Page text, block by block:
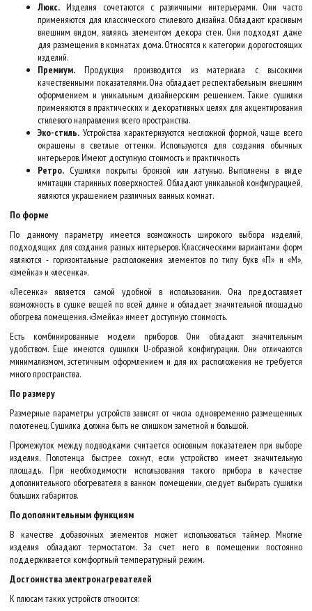
Люкс. Изделия сочетаются с различными интерьерами. Они часто
применяются для классического стилевого дизайна. Обладают красивым
внешним видом, являясь элементом декора стен. Они подходят даже
для размещения в комнатах дома. Относятся к категории дорогостоящих
изделий.
Премиум. Продукция производится из материала с высокими
качественными показателями. Она обладает респектабельным внешним
оформлением и уникальным дизайнерским решением. Такие сушилки
применяются в практических и декоративных целях для акцентирования
стилевого направления всего пространства.
Эко-стиль. Устройства характеризуются несложной формой, чаще всего
окрашены в светлые оттенки. Используются для создания обычных
интерьеров. Имеют доступную стоимость и практичность
Ретро. Сушилки покрыты бронзой или латунью. Выполнены в виде
имитации старинных поверхностей. Обладают уникальной конфигурацией,
являются украшением различных ванных комнат.
По форме
По данному параметру имеется возможность широкого выбора изделий,
подходящих для создания разных интерьеров. Классическими вариантами форм
являются - горизонтальные расположения элементов по типу букв «П» и «М»,
«змейка» и «лесенка».
«Лесенка» является самой удобной в использовании. Она предоставляет
возможность в сушке вещей по всей длине и обладает значительной площадью
обогрева помещения. «Змейка» имеет доступную стоимость.
Есть комбинированные модели приборов. Они обладают значительным
удобством. Еще имеются сушилки U-образной конфигурации. Они отличаются
минимализмом, эстетичным оформлением и для их расположения не требуется
много пространства.
По размеру
Размерные параметры устройств зависят от числа одновременно размещенных
полотенец. Сушилка должна быть не слишком заметной и большой.
Промежуток между подводками считается основным показателем при выборе
изделия. Полотенца быстрее сохнут, если устройство имеет значительную
площадь. При необходимости использования такого прибора в качестве
дополнительного обогревателя в ванном помещении, следует выбирать сушилки
больших габаритов.
По дополнительным функциям
В качестве добавочных элементов может использоваться таймер. Многие
изделия обладают термостатом. За счет него в помещении постоянно
поддерживается комфортный температурный режим.
Достоинства электронагревателей
К плюсам таких устройств относится: